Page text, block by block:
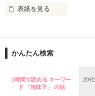
2026.6.5～2026.7.25
＊以前、公開していた話
表紙を見る
ションの企画戦略室で働
めた、同期で恋人の石垣
いた。
守と由羅から『便利屋雛
かんたん検索
1時間で読める キーワー
ド 「地味子」 の話
20